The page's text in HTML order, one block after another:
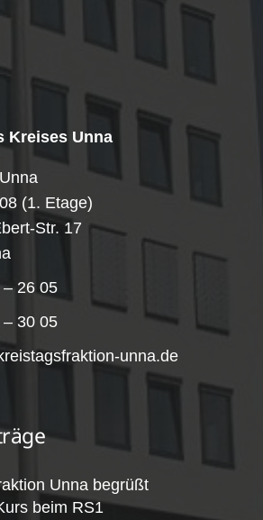
Kreises Unna
(1. Etage)
Str. 17
26 05
30 05
unna.de
Unna begrüßt
beim RS1